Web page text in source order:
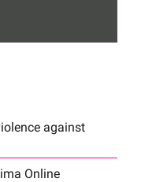
against
Online